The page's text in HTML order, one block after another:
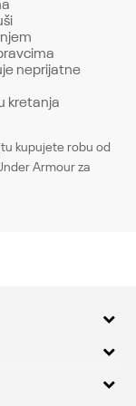
neprijatne
kretanja
kupujete robu od
Armour za